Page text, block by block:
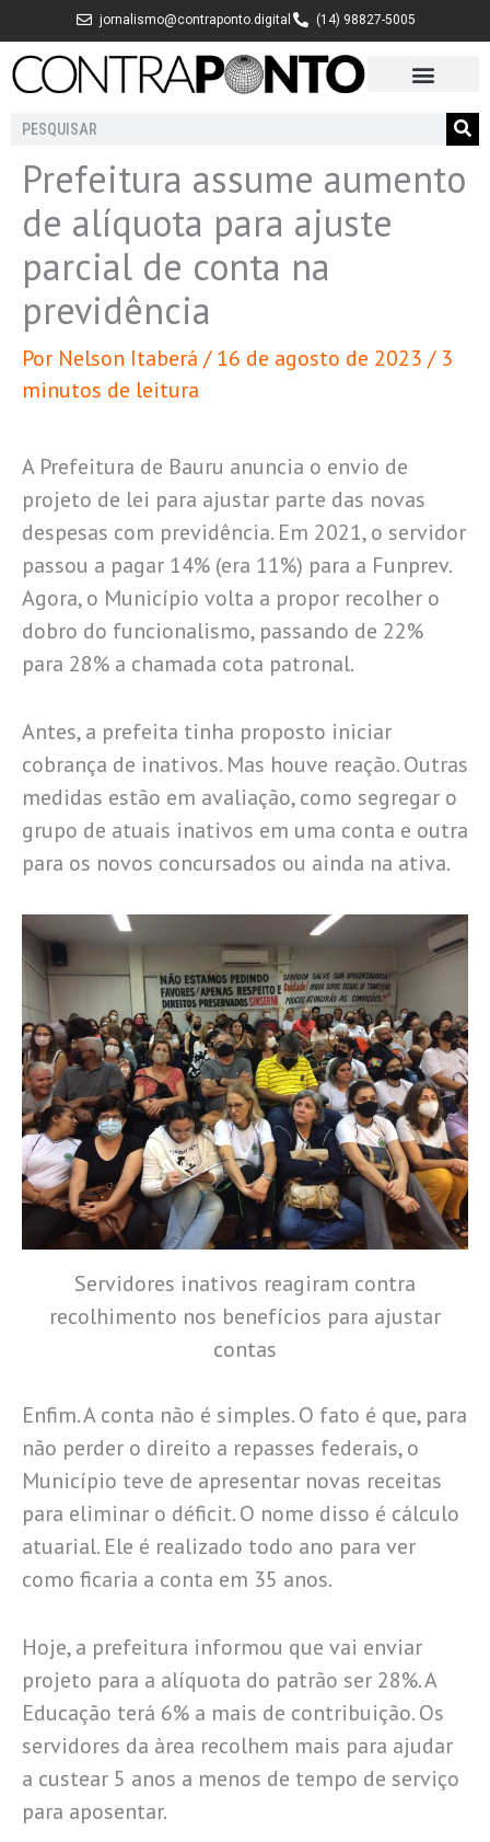
para
jornalismo@contraponto.digital (14) 98827-5005
Pesquisar
Prefeitura assume aumento
de alíquota para ajuste
parcial de conta na
previdência
Por Nelson Itaberá /16 de agosto de 2023 / 3
minutos de leitura
A Prefeitura de Bauru anuncia o envio de
projeto de lei para ajustar parte das novas
despesas com previdência. Em 2021, o servidor
passou a pagar 14% (era 11%) para a Funprev.
Agora, o Município volta a propor recolher o
dobro do funcionalismo, passando de 22%
para 28% a chamada cota patronal.
Antes, a prefeita tinha proposto iniciar
cobrança de inativos. Mas houve reação. Outras
medidas estão em avaliação, como segregar o
grupo de atuais inativos em uma conta e outra
para os novos concursados ou ainda na ativa.
Servidores inativos reagiram contra
recolhimento nos benefícios para ajustar
contas
Enfim. A conta não é simples. O fato é que, para
não perder o direito a repasses federais, o
Município teve de apresentar novas receitas
para eliminar o déficit. O nome disso é cálculo
atuarial. Ele é realizado todo ano para ver
como ficaria a conta em 35 anos.
Hoje, a prefeitura informou que vai enviar
projeto para a alíquota do patrão ser 28%. A
Educação terá 6% a mais de contribuição. Os
servidores da àrea recolhem mais para ajudar
a custear 5 anos a menos de tempo de serviço
para aposentar.